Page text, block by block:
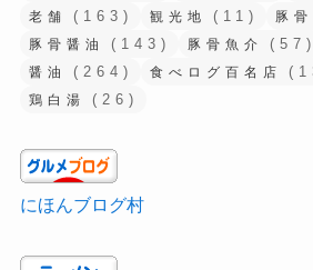
老舗 (163) 観光地 (11) 豚骨
豚骨醤油 (143) 豚骨魚介 (57)
醤油 (264) 食べログ百名店
鶏白湯 (26)
にほんブログ村